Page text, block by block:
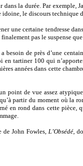
dans la durée. Par
le discours technique
une certaine tendresse
finalement pas le suspense
besoin de près d’une
en tartiner 100 qui
années dans cette
point de vue assez
partir du moment où la
en rond dans cette pièce,
John Fowles, L’Obsédé ,